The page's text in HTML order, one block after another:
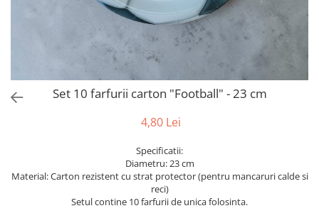
Vase din ceramica
Scaune
Tropicale
Buchete artificiale
Bujor
Lavanda
Kit-uri Baloane
Rafii, clipsuri,pompe
Accesorii petrecere
Decoratiuni baloane
Ochelari party
Lumanari si accesorii tort
Set 10 farfurii carton "Football" - 23 cm
4,80 Lei
Specificatii:
Diametru: 23 cm
Material: Carton rezistent cu strat protector (pentru mancaruri calde si
reci)
Setul contine 10 farfurii de unica folosinta.